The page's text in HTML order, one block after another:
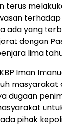
terus
ada yang
dengan
lima
Iman
masyarakat
dugaan
pihak